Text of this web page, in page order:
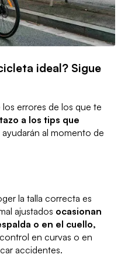
ideal? Sigue
errores de los que te
a lostips que
ayudarán al momento de
la talla correcta es
ajustados ocasionan
o en el cuello,
en curvas o en
accidentes.